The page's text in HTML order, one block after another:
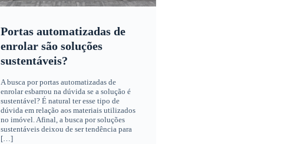
Portas automatizadas de
enrolar são soluções
sustentáveis?
A busca por portas automatizadas de
enrolar esbarrou na dúvida se a solução é
sustentável? É natural ter esse tipo de
dúvida em relação aos materiais utilizados
no imóvel. Afinal, a busca por soluções
sustentáveis deixou de ser tendência para
[…]